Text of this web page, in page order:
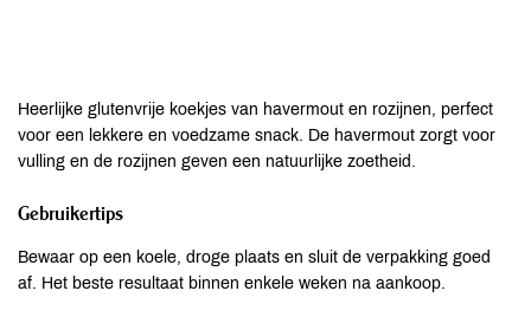
Heerlijke glutenvrije koekjes van havermout en rozijnen, perfect
voor een lekkere en voedzame snack. De havermout zorgt voor
vulling en de rozijnen geven een natuurlijke zoetheid.
Gebruikertips
Bewaar op een koele, droge plaats en sluit de verpakking goed
af. Het beste resultaat binnen enkele weken na aankoop.